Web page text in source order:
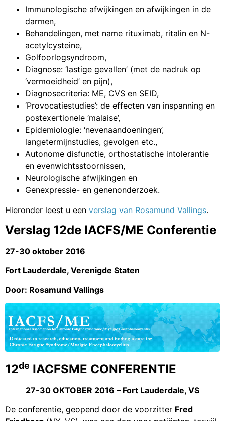
Immunologische afwijkingen en afwijkingen in de
darmen,
Behandelingen, met name rituximab, ritalin en N-
acetylcysteine,
Golfoorlogsyndroom,
Diagnose: ‘lastige gevallen’ (met de nadruk op
‘vermoeidheid’ en pijn),
Diagnosecriteria: ME, CVS en SEID,
‘Provocatiestudies’: de effecten van inspanning en
postexertionele ‘malaise’,
Epidemiologie: ‘nevenaandoeningen’,
langetermijnstudies, gevolgen etc.,
Autonome disfunctie, orthostatische intolerantie
en evenwichtsstoornissen,
Neurologische afwijkingen en
Genexpressie- en genenonderzoek.
Hieronder leest u een verslag van Rosamund Vallings.
Verslag 12de IACFS/ME Conferentie
27-30 oktober 2016
Fort Lauderdale, Verenigde Staten
Door: Rosamund Vallings
12de IACFSME CONFERENTIE
27-30 OKTOBER 2016 – Fort Lauderdale, VS
De conferentie, geopend door de voorzitter Fred